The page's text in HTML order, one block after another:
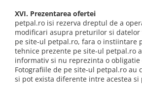
XVI. Prezentarea ofertei
petpal.ro isi rezerva dreptul de a
modificari asupra preturilor si
pe site-ul petpal.ro, fara o instiintare
tehnice prezente pe site-ul petpal.ro
informativ si nu reprezinta o obligatie
Fotografiile de pe site-ul petpal.ro au
si pot exista diferente intre acestea si